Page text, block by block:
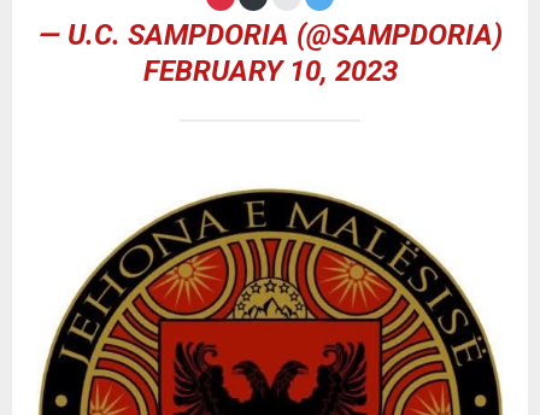
— U.C. SAMPDORIA (@SAMPDORIA)
FEBRUARY 10, 2023